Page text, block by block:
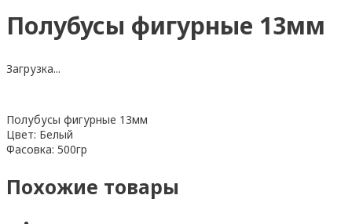
Полубусы фигурные 13мм
Загрузка...
Полубусы фигурные 13мм
Цвет: Белый
Фасовка: 500гр
Похожие товары